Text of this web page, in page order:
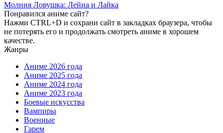
Молния Ловушка: Лейна и Лайка
Понравился аниме сайт?
Нажми CTRL+D и сохрани сайт в закладках браузера, чтобы
не потерять его и продолжать смотреть аниме в хорошем
качестве.
Жанры
Аниме 2026 года
Аниме 2025 года
Аниме 2024 года
Аниме 2023 года
Боевые искусства
Вампиры
Военные
Гарем